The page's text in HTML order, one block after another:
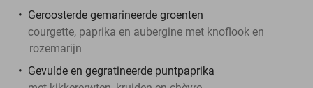
Geroosterde gemarineerde groenten
courgette, paprika en aubergine met knoflook en
rozemarijn
Gevulde en gegratineerde puntpaprika